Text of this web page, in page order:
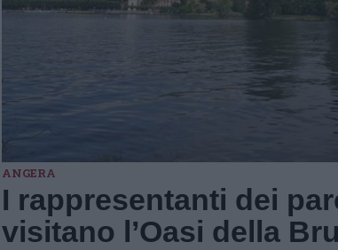
ANGERA
I rappresentanti dei
visitano l’Oasi della